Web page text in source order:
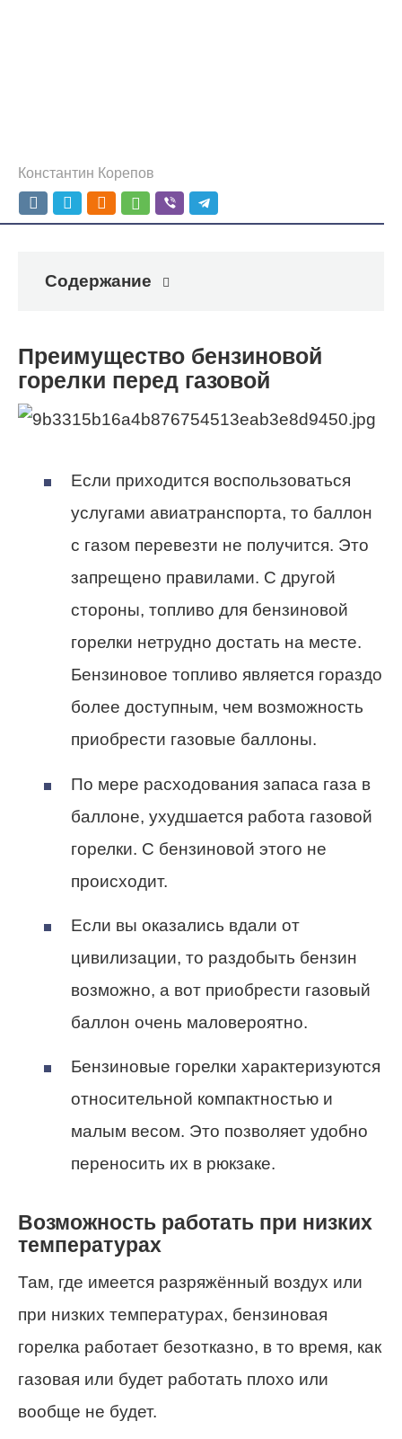
Константин Корепов
Содержание
Преимущество бензиновой
горелки перед газовой
Если приходится воспользоваться
услугами авиатранспорта, то баллон
с газом перевезти не получится. Это
запрещено правилами. С другой
стороны, топливо для бензиновой
горелки нетрудно достать на месте.
Бензиновое топливо является гораздо
более доступным, чем возможность
приобрести газовые баллоны.
По мере расходования запаса газа в
баллоне, ухудшается работа газовой
горелки. С бензиновой этого не
происходит.
Если вы оказались вдали от
цивилизации, то раздобыть бензин
возможно, а вот приобрести газовый
баллон очень маловероятно.
Бензиновые горелки характеризуются
относительной компактностью и
малым весом. Это позволяет удобно
переносить их в рюкзаке.
Возможность работать при низких
температурах
Там, где имеется разряжённый воздух или
при низких температурах, бензиновая
горелка работает безотказно, в то время, как
газовая или будет работать плохо или
вообще не будет.